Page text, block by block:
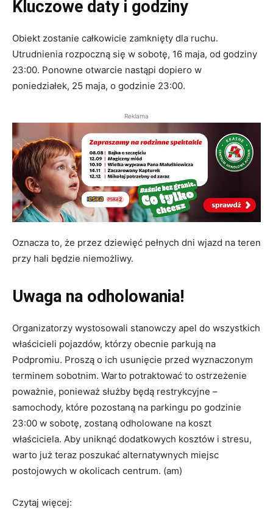
Kluczowe daty i godziny
Obiekt zostanie całkowicie zamknięty dla ruchu.
Utrudnienia rozpoczną się w sobotę, 16 maja, od godziny
23:00. Ponowne otwarcie nastąpi dopiero w
poniedziałek, 25 maja, o godzinie 23:00.
Reklama
Oznacza to, że przez dziewięć pełnych dni wjazd na teren
przy hali będzie niemożliwy.
Uwaga na odholowania!
Organizatorzy wystosowali stanowczy apel do wszystkich
właścicieli pojazdów, którzy obecnie parkują na
Podpromiu. Proszą o ich usunięcie przed wyznaczonym
terminem sobotnim. Warto potraktować to ostrzeżenie
poważnie, ponieważ służby będą restrykcyjne –
samochody, które pozostaną na parkingu po godzinie
23:00 w sobotę, zostaną odholowane na koszt
właściciela. Aby uniknąć dodatkowych kosztów i stresu,
warto już teraz poszukać alternatywnych miejsc
postojowych w okolicach centrum. (am)
Czytaj więcej: